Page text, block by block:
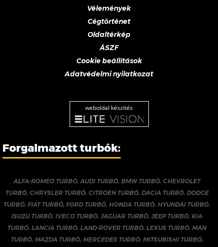
Vélemények
Cégtörténet
Oldaltérkép
ÁSZF
Cookie beállítások
Adatvédelmi nyilatkozat
weboldal készítés
Forgalmazott turbók:
ALFA-ROMEO TURBÓ,AUDI TURBÓ, BMW TURBÓ, CHEVROLET
TURBÓ, CHRYSLER TURBÓ, CITROEN TURBÓ, DACIA TURBÓ, DODGE
TURBÓ,FIAT TURBÓ,FORD TURBÓ, HONDA TURBÓ, HYUNDAI TURBÓ,
ISUZU TURBÓ,IVECO TURBÓ,JAGUAR TURBÓ,JEEP TURBÓ,KIA
TURBÓ,LANCIA TURBÓ,LAND-ROVER TURBÓ,LEXUS TURBÓ,MAN
TURBÓ, MAZDA TURBÓ, MERCEDES TURBÓ, MITSUBISHI TURBÓ,